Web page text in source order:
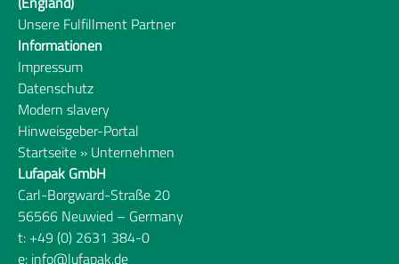
Unsere Fulfillment Partner
Informationen
Impressum
Datenschutz
Modern slavery
Hinweisgeber-Portal
Startseite » Unternehmen
Lufapak GmbH
Carl-Borgward-Straße 20
56566 Neuwied – Germany
t: +49 (0) 2631 384-0
e: info@lufapak.de